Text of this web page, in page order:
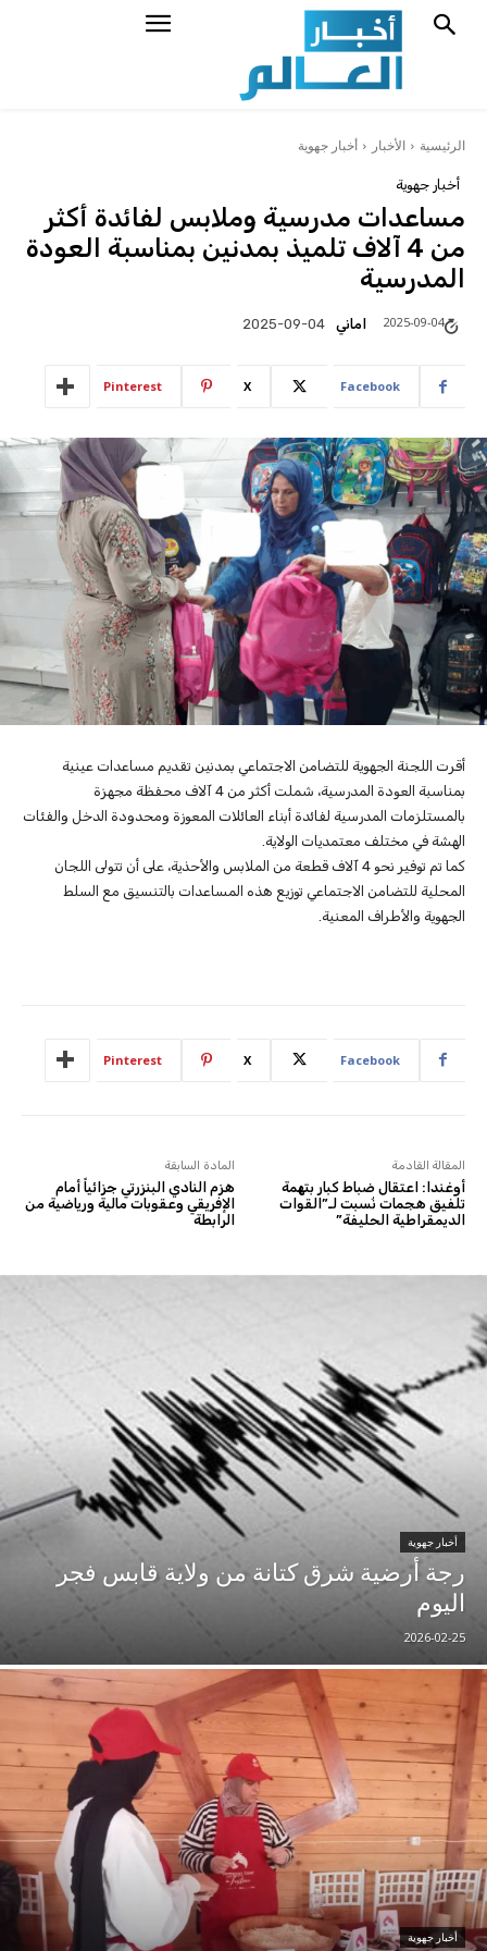
الرئيسية الأخبار أخبار جهوية
أخبار جهوية
مساعدات مدرسية وملابس لفائدة أكثر
من 4 آلاف تلميذ بمدنين بمناسبة العودة
المدرسية
اماني 2025-09-04 2025-09-04
Facebook
X
Pinterest
أقرت اللجنة الجهوية للتضامن الاجتماعي بمدنين تقديم مساعدات عينية
بمناسبة العودة المدرسية، شملت أكثر من 4 آلاف محفظة مجهزة
بالمستلزمات المدرسية لفائدة أبناء العائلات المعوزة ومحدودة الدخل والفئات
الهشة في مختلف معتمديات الولاية.
كما تم توفير نحو 4 آلاف قطعة من الملابس والأحذية، على أن تتولى اللجان
المحلية للتضامن الاجتماعي توزيع هذه المساعدات بالتنسيق مع السلط
الجهوية والأطراف المعنية.
Facebook
X
Pinterest
المادة السابقة
هزم النادي البنزرتي جزائياً أمام
الإفريقي وعقوبات مالية ورياضية من
الرابطة
المقالة القادمة
أوغندا: اعتقال ضباط كبار بتهمة
تلفيق هجمات نُسبت لـ”القوات
الديمقراطية الحليفة”
أخبار جهوية
رجة أرضية شرق كتانة من ولاية قابس فجر
اليوم
2026-02-25
أخبار جهوية